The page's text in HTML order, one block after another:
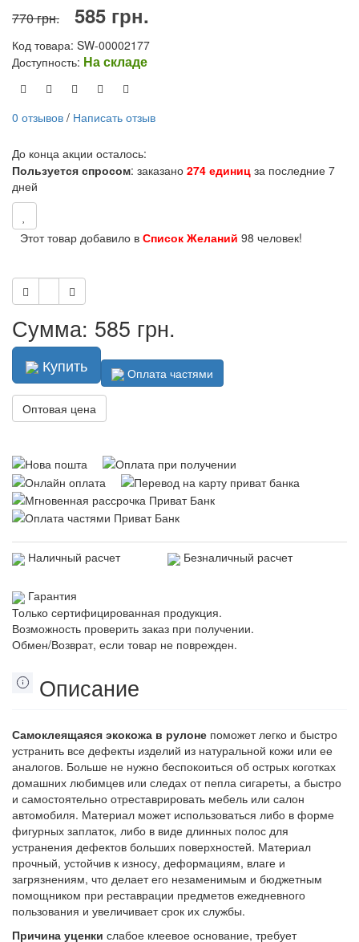
770 грн. 585 грн.
Код товара: SW-00002177
Доступность: На складе
0 отзывов / Написать отзыв
До конца акции осталось:
Пользуется спросом: заказано 274 единиц за последние 7
дней
Этот товар добавило в Список Желаний 98 человек!
Сумма: 585 грн.
Купить Оплата частями
Оптовая цена
Наличный расчет Безналичный расчет
Гарантия
Только сертифицированная продукция.
Возможность проверить заказ при получении.
Обмен/Возврат, если товар не поврежден.
Описание
Самоклеящаяся экокожа в рулоне поможет легко и быстро
устранить все дефекты изделий из натуральной кожи или ее
аналогов. Больше не нужно беспокоиться об острых коготках
домашних любимцев или следах от пепла сигареты, а быстро
и самостоятельно отреставрировать мебель или салон
автомобиля. Материал может использоваться либо в форме
фигурных заплаток, либо в виде длинных полос для
устранения дефектов больших поверхностей. Материал
прочный, устойчив к износу, деформациям, влаге и
загрязнениям, что делает его незаменимым и бюджетным
помощником при реставрации предметов ежедневного
пользования и увеличивает срок их службы.
Причина уценки слабое клеевое основание, требует